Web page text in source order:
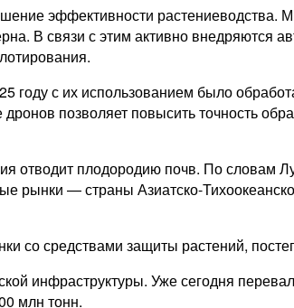
эффективности растениеводства.
В связи с этим активно
с их использованием было
позволяет повысить точность
отводит плодородию почв. По
рынки — страны Азиатско-
со средствами защиты растений,
инфраструктуры. Уже сегодня
млн тонн.